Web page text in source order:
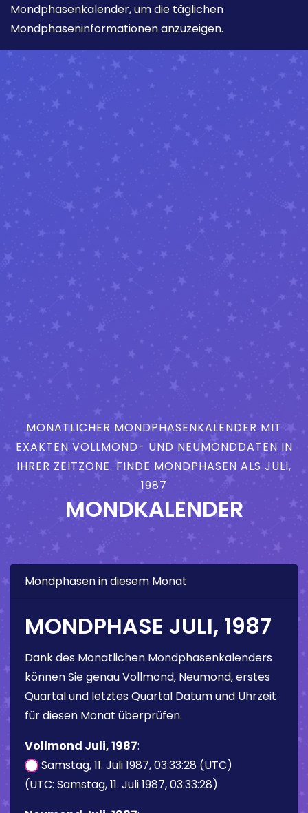
Mondphasenkalender, um die täglichen
Mondphaseninformationen anzuzeigen.
MONATLICHER MONDPHASENKALENDER MIT
EXAKTEN VOLLMOND- UND NEUMONDDATEN IN
IHRER ZEITZONE. FINDE MONDPHASEN ALS JULI,
1987
MONDKALENDER
Mondphasen in diesem Monat
MONDPHASE JULI, 1987
Dank des Monatlichen Mondphasenkalenders
können Sie genau Vollmond, Neumond, erstes
Quartal und letztes Quartal Datum und Uhrzeit
für diesen Monat überprüfen.
Vollmond Juli, 1987:
Samstag, 11. Juli 1987, 03:33:28 (UTC)
(UTC: Samstag, 11. Juli 1987, 03:33:28)